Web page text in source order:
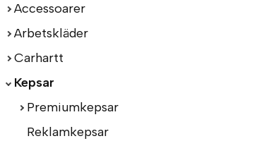
Accessoarer
Arbetskläder
Carhartt
Kepsar
Premiumkepsar
Reklamkepsar